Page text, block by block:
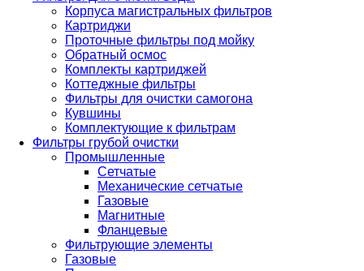
Корпуса магистральных фильтров
Картриджи
Проточные фильтры под мойку
Обратный осмос
Комплекты картриджей
Коттеджные фильтры
Фильтры для очистки самогона
Кувшины
Комплектующие к фильтрам
Фильтры грубой очистки
Промышленные
Сетчатые
Механические сетчатые
Газовые
Магнитные
Фланцевые
Фильтрующие элементы
Газовые